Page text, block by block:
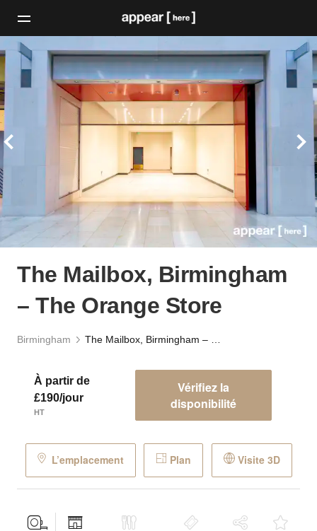
The Mailbox, Birmingham
– The Orange Store
Birmingham
À partir de
£190/jour
HT
Vérifiez la
disponibilité
L’emplacement Plan Visite 3D